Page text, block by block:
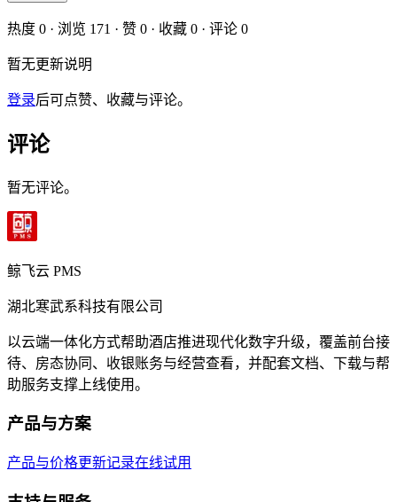
热度 0 · 浏览 171 · 赞 0 · 收藏 0 · 评论 0
暂无更新说明
登录后可点赞、收藏与评论。
评论
暂无评论。
鲸飞云 PMS
湖北寒武系科技有限公司
以云端一体化方式帮助酒店推进现代化数字升级，覆盖前台接
待、房态协同、收银账务与经营查看，并配套文档、下载与帮
助服务支撑上线使用。
产品与方案
产品与价格更新记录在线试用